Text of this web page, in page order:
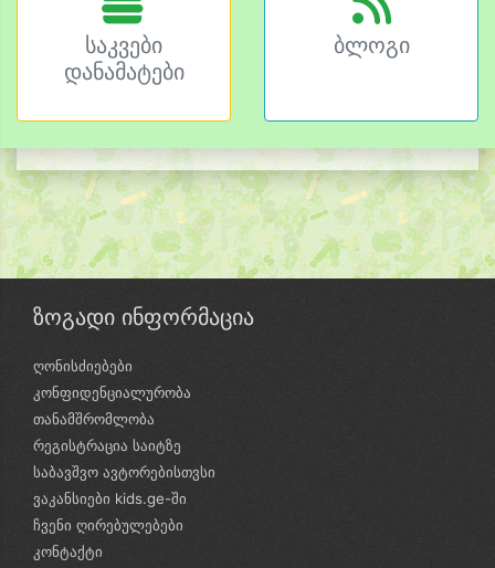
საკვები
დანამატები
ბლოგი
ზოგადი ინფორმაცია
ღონისძიებები
კონფიდენციალურობა
თანამშრომლობა
რეგისტრაცია საიტზე
საბავშვო ავტორებისთვსი
ვაკანსიები kids.ge-ში
ჩვენი ღირებულებები
კონტაქტი